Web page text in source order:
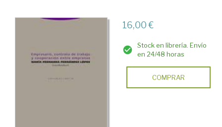
16,00 €
Stock en librería. Envío
en 24/48 horas
COMPRAR